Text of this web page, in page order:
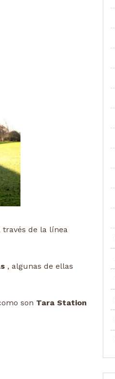
través de la línea
, algunas de ellas
son Tara Station